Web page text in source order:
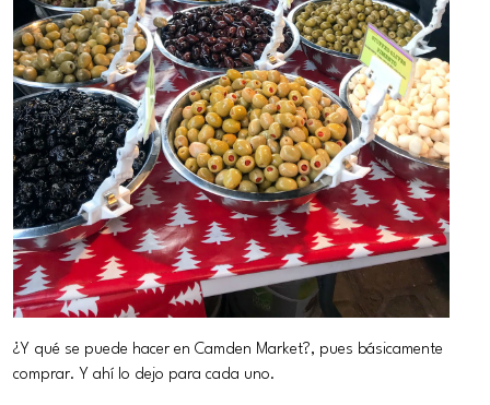
¿Y qué se puede hacer en Camden Market?, pues básicamente
comprar. Y ahí lo dejo para cada uno.